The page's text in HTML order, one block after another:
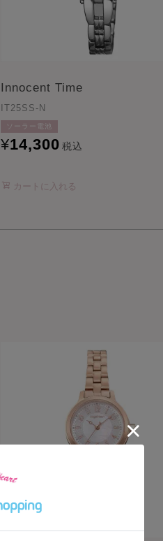
Innocent Time
IT25SS-N
ソーラー電池
¥14,300 税込
カートに入れる